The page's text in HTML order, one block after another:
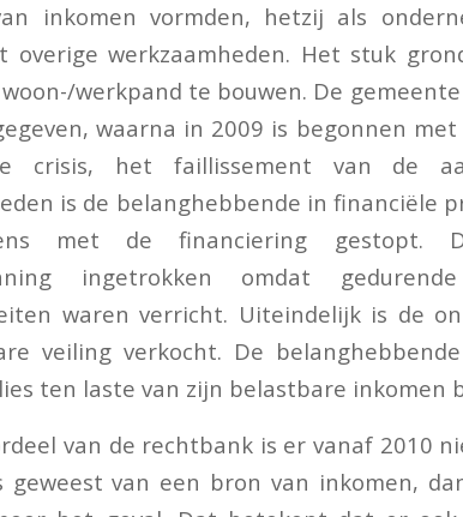
inkomen vormden, hetzij als
overige werkzaamheden. Het stuk
werkpand te bouwen. De
waarna in 2009 is begonnen met
crisis, het faillissement van de
is de belanghebbende in financiële
met de financiering gestopt.
ingetrokken omdat
waren verricht. Uiteindelijk is de
veiling verkocht. De
ten laste van zijn belastbare inkomen
van de rechtbank is er vanaf 2010
geweest van een bron van inkomen,